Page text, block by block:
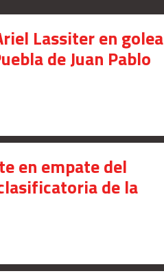
Lassiter en
de Juan Pablo
en empate del
de la